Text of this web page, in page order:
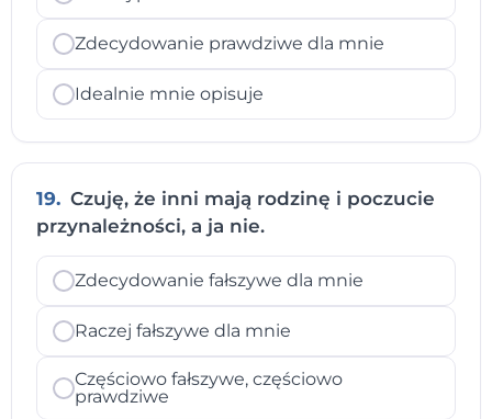
Zdecydowanie prawdziwe dla mnie
Idealnie mnie opisuje
19. Czuję, że inni mają rodzinę i poczucie
przynależności, a ja nie.
Zdecydowanie fałszywe dla mnie
Raczej fałszywe dla mnie
Częściowo fałszywe, częściowo
prawdziwe